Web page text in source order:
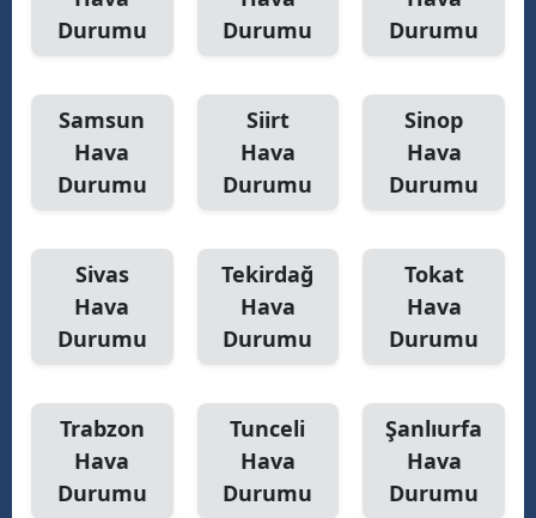
Durumu
Durumu
Durumu
Samsun
Hava
Durumu
Siirt
Hava
Durumu
Sinop
Hava
Durumu
Sivas
Hava
Durumu
Tekirdağ
Hava
Durumu
Tokat
Hava
Durumu
Trabzon
Hava
Durumu
Tunceli
Hava
Durumu
Şanlıurfa
Hava
Durumu